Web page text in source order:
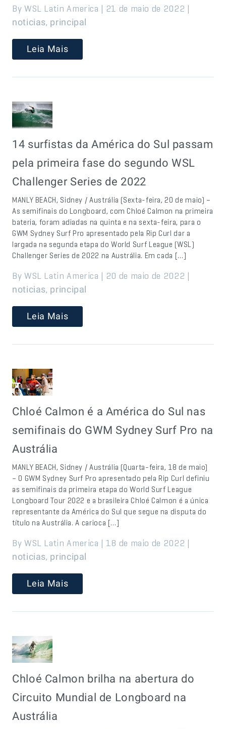
By WSL Latin America | 21 de maio de 2022 |
noticias, principal
Leia Mais
14 surfistas da América do Sul passam
pela primeira fase do segundo WSL
Challenger Series de 2022
MANLY BEACH, Sidney / Austrália (Sexta-feira, 20 de maio) –
As semifinais do Longboard, com Chloé Calmon na primeira
bateria, foram adiadas na quinta e na sexta-feira, para o
GWM Sydney Surf Pro apresentado pela Rip Curl dar a
largada na segunda etapa do World Surf League (WSL)
Challenger Series de 2022 na Austrália. Em cada […]
By WSL Latin America | 20 de maio de 2022 |
noticias, principal
Leia Mais
Chloé Calmon é a América do Sul nas
semifinais do GWM Sydney Surf Pro na
Austrália
MANLY BEACH, Sidney / Austrália (Quarta-feira, 18 de maio)
– O GWM Sydney Surf Pro apresentado pela Rip Curl definiu
as semifinais da primeira etapa do World Surf League
Longboard Tour 2022 e a brasileira Chloé Calmon é a única
representante da América do Sul que segue na disputa do
título na Austrália. A carioca […]
By WSL Latin America | 18 de maio de 2022 |
noticias, principal
Leia Mais
Chloé Calmon brilha na abertura do
Circuito Mundial de Longboard na
Austrália